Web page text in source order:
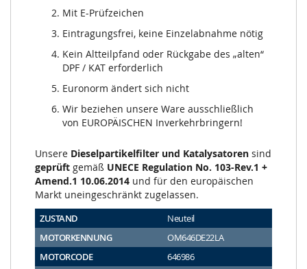
Mit E-Prüfzeichen
Eintragungsfrei, keine Einzelabnahme nötig
Kein Altteilpfand oder Rückgabe des „alten“
DPF / KAT erforderlich
Euronorm ändert sich nicht
Wir beziehen unsere Ware ausschließlich
von EUROPÄISCHEN Inverkehrbringern!
Unsere Dieselpartikelfilter und Katalysatoren sind
geprüft gemäß UNECE Regulation No. 103-Rev.1 +
Amend.1 10.06.2014 und für den europäischen
Markt uneingeschränkt zugelassen.
ZUSTAND
Neuteil
MOTORKENNUNG
OM646DE22LA
MOTORCODE
646986